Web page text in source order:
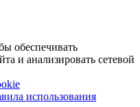
обеспечивать
и анализировать сетевой
использования